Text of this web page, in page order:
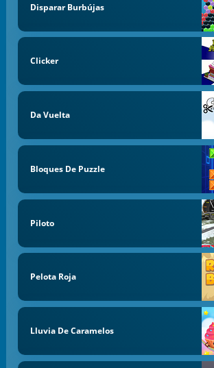
Disparar Burbújas
Clicker
Da Vuelta
Bloques De Puzzle
Piloto
Pelota Roja
Lluvia De Caramelos